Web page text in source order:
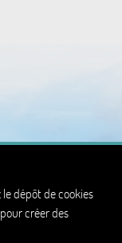
dépôt de cookies
créer des